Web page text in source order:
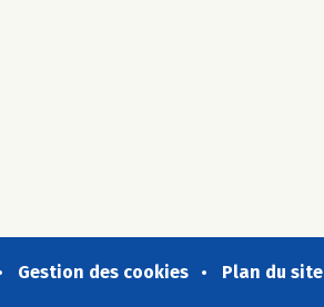
Gestion des cookies Plan du site